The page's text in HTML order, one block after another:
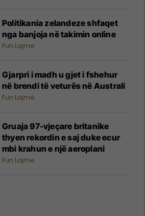
Politikania zelandeze shfaqet
nga banjoja në takimin online
Fun Lajme
Gjarpri i madh u gjet i fshehur
në brendi të veturës në Australi
Fun Lajme
Gruaja 97-vjeçare britanike
thyen rekordin e saj duke ecur
mbi krahun e një aeroplani
Fun Lajme